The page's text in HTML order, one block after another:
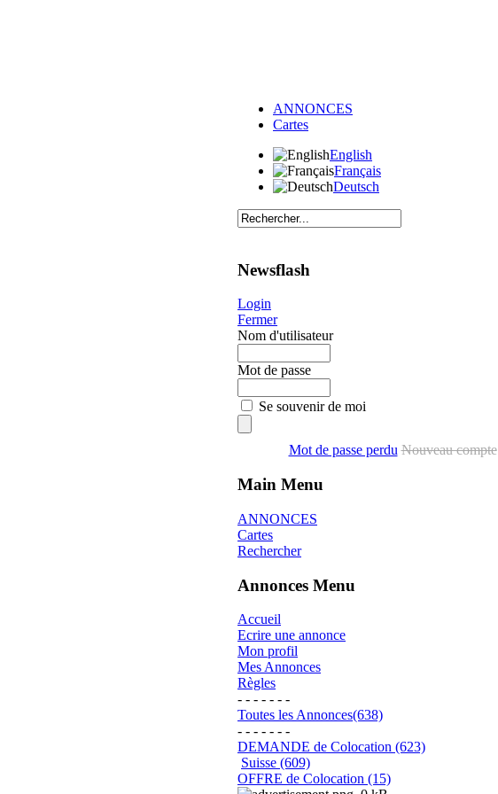
ANNONCES
Cartes
English
Français
Deutsch
Newsflash
Login
Fermer
Nom d'utilisateur
Mot de passe
Se souvenir de moi
Mot de passe perdu Nouveau compte
Main Menu
ANNONCES
Cartes
Rechercher
Annonces Menu
Accueil
Ecrire une annonce
Mon profil
Mes Annonces
Règles
- - - - - - -
Toutes les Annonces(638)
- - - - - - -
DEMANDE de Colocation (623)
Suisse (609)
OFFRE de Colocation (15)